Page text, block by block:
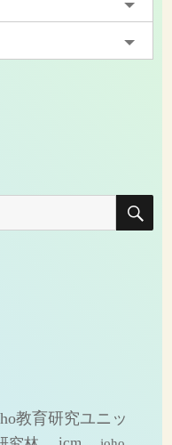
検
教育研究ユニッ